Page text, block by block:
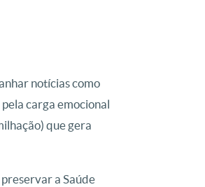
notícias como
carga emocional
que gera
preservar a Saúde